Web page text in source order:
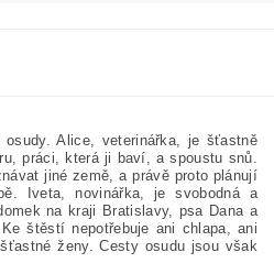
osudy. Alice, veterinářka, je šťastně
práci, která ji baví, a spoustu snů.
jiné země, a právě proto plánují
Iveta, novinářka, je svobodná a
na kraji Bratislavy, psa Dana a
štěstí nepotřebuje ani chlapa, ani
ženy. Cesty osudu jsou však